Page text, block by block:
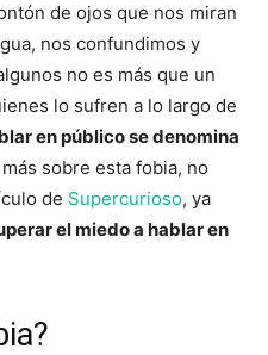
de ojos que nos miran
nos confundimos y
no es más que un
lo sufren a lo largo de
en público se denomina
sobre esta fobia, no
de Supercurioso, ya
el miedo a hablar en